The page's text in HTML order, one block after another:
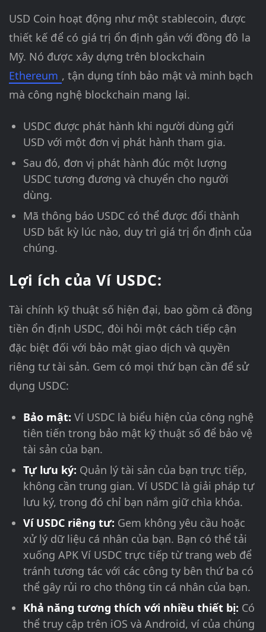
USD Coin hoạt động như một stablecoin, được
thiết kế để có giá trị ổn định gắn với đồng đô la
Mỹ. Nó được xây dựng trên blockchain
Ethereum , tận dụng tính bảo mật và minh bạch
mà công nghệ blockchain mang lại.
USDC được phát hành khi người dùng gửi
USD với một đơn vị phát hành tham gia.
Sau đó, đơn vị phát hành đúc một lượng
USDC tương đương và chuyển cho người
dùng.
Mã thông báo USDC có thể được đổi thành
USD bất kỳ lúc nào, duy trì giá trị ổn định của
chúng.
Lợi ích của Ví USDC:
Tài chính kỹ thuật số hiện đại, bao gồm cả đồng
tiền ổn định USDC, đòi hỏi một cách tiếp cận
đặc biệt đối với bảo mật giao dịch và quyền
riêng tư tài sản. Gem có mọi thứ bạn cần để sử
dụng USDC:
Bảo mật: Ví USDC là biểu hiện của công nghệ
tiên tiến trong bảo mật kỹ thuật số để bảo vệ
tài sản của bạn.
Tự lưu ký: Quản lý tài sản của bạn trực tiếp,
không cần trung gian. Ví USDC là giải pháp tự
lưu ký, trong đó chỉ bạn nắm giữ chìa khóa.
Ví USDC riêng tư: Gem không yêu cầu hoặc
xử lý dữ liệu cá nhân của bạn. Bạn có thể tải
xuống APK Ví USDC trực tiếp từ trang web để
tránh tương tác với các công ty bên thứ ba có
thể gây rủi ro cho thông tin cá nhân của bạn.
Khả năng tương thích với nhiều thiết bị: Có
thể truy cập trên iOS và Android, ví của chúng